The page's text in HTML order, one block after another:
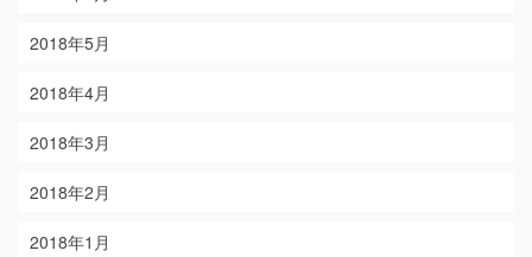
2018年5月
2018年4月
2018年3月
2018年2月
2018年1月